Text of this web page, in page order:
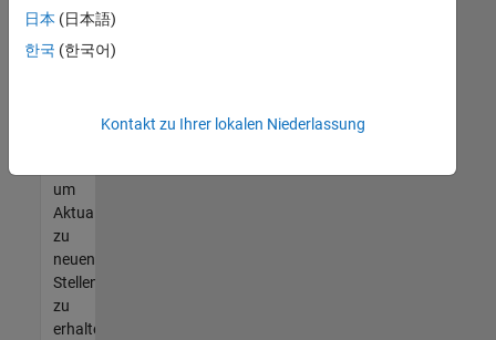
entsprechen,
werden
unseres
um
Aktualisierungen
zu
neuen
Stellenangeboten
zu
erhalten.
日本 (日本語)
한국 (한국어)
Kontakt zu Ihrer lokalen Niederlassung